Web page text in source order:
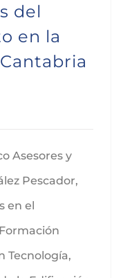
del
en la
Asesores y
Pescador,
en el
Tecnología,